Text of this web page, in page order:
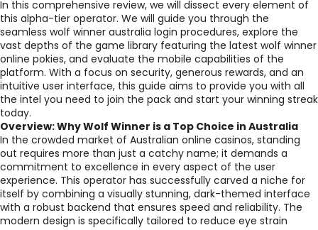
In this comprehensive review, we will dissect every element of
this alpha-tier operator. We will guide you through the
seamless wolf winner australia login procedures, explore the
vast depths of the game library featuring the latest wolf winner
online pokies, and evaluate the mobile capabilities of the
platform. With a focus on security, generous rewards, and an
intuitive user interface, this guide aims to provide you with all
the intel you need to join the pack and start your winning streak
today.
Overview: Why Wolf Winner is a Top Choice in Australia
In the crowded market of Australian online casinos, standing
out requires more than just a catchy name; it demands a
commitment to excellence in every aspect of the user
experience. This operator has successfully carved a niche for
itself by combining a visually stunning, dark-themed interface
with a robust backend that ensures speed and reliability. The
modern design is specifically tailored to reduce eye strain